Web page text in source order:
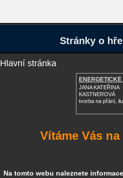
Stránky o hře
Hlavní stránka
JANA KATEŘINA
KASTNEROVÁ
tvorba na přání,
Vítáme Vás
Na tomto webu naleznete